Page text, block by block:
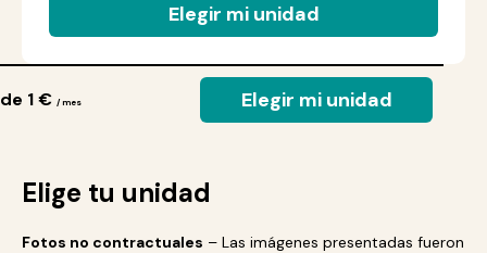
Elegir mi unidad
1 € / mes Elegir mi unidad
Elige tu unidad
Fotos no contractuales – Las imágenes presentadas fueron